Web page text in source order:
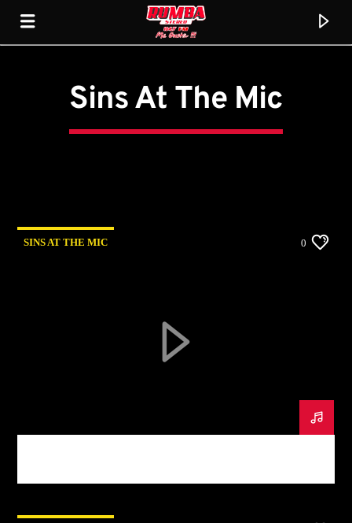
Rumba Stereo 104.7
Sins At The Mic
SINS AT THE MIC 0